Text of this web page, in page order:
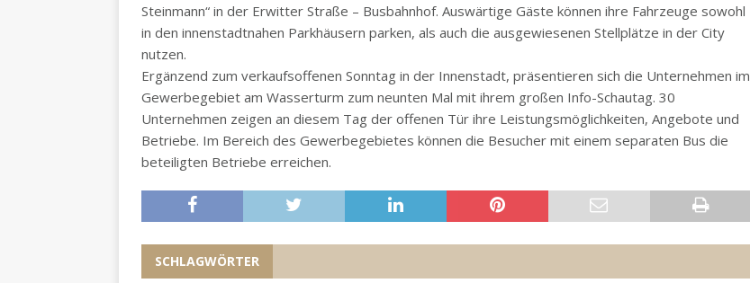
Steinmann“ in der Erwitter Straße – Busbahnhof. Auswärtige Gäste können ihre Fahrzeuge sowohl
in den innenstadtnahen Parkhäusern parken, als auch die ausgewiesenen Stellplätze in der City
nutzen.
Ergänzend zum verkaufsoffenen Sonntag in der Innenstadt, präsentieren sich die Unternehmen im
Gewerbegebiet am Wasserturm zum neunten Mal mit ihrem großen Info-Schautag. 30
Unternehmen zeigen an diesem Tag der offenen Tür ihre Leistungsmöglichkeiten, Angebote und
Betriebe. Im Bereich des Gewerbegebietes können die Besucher mit einem separaten Bus die
beteiligten Betriebe erreichen.
SCHLAGWÖRTER